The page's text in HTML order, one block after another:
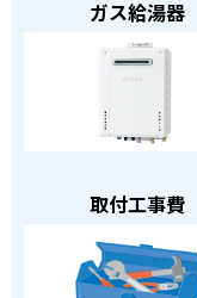
ガス給湯器
取付工事費